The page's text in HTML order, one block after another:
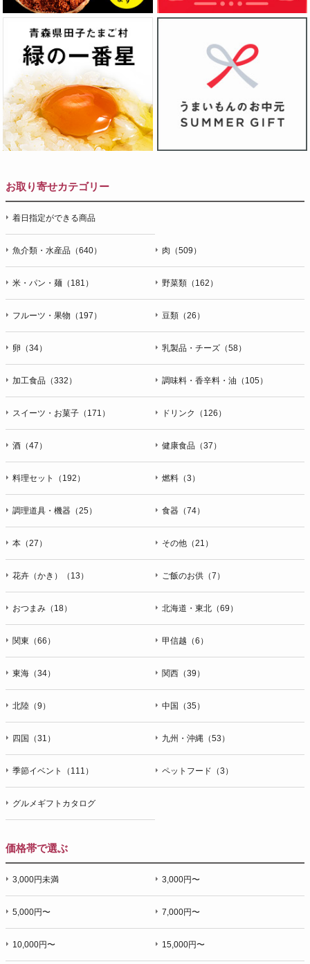
お取り寄せカテゴリー
着日指定ができる商品
魚介類・水産品（640） 肉（509）
米・パン・麺（181） 野菜類（162）
フルーツ・果物（197） 豆類（26）
卵（34） 乳製品・チーズ（58）
加工食品（332） 調味料・香辛料・油（105）
スイーツ・お菓子（171） ドリンク（126）
酒（47） 健康食品（37）
料理セット（192） 燃料（3）
調理道具・機器（25） 食器（74）
本（27） その他（21）
花卉（かき）（13） ご飯のお供（7）
おつまみ（18） 北海道・東北（69）
関東（66） 甲信越（6）
東海（34） 関西（39）
北陸（9） 中国（35）
四国（31） 九州・沖縄（53）
季節イベント（111） ペットフード（3）
グルメギフトカタログ
価格帯で選ぶ
3,000円未満 3,000円〜
5,000円〜 7,000円〜
10,000円〜 15,000円〜